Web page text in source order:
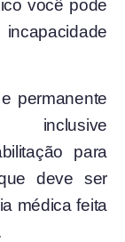
você pode
permanente
para
deve ser
médica feita